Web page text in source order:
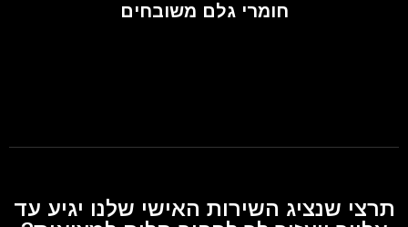
חומרי גלם משובחים
תרצי שנציג השירות האישי שלנו יגיע עד